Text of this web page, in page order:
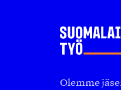
Olemme